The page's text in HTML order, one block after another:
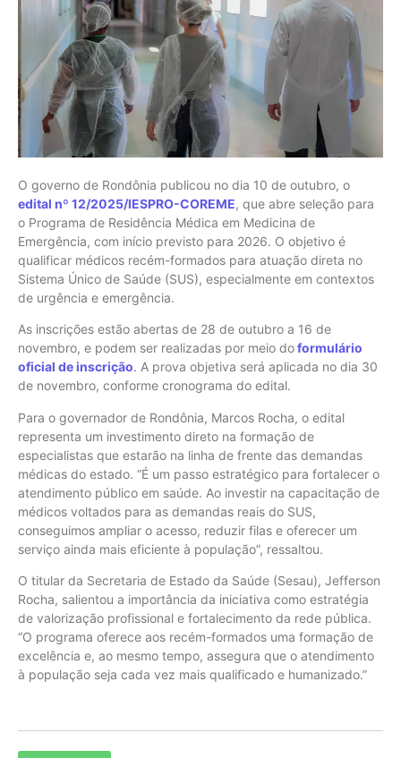
O governo de Rondônia publicou no dia 10 de outubro, o
edital nº 12/2025/IESPRO-COREME, que abre seleção para
o Programa de Residência Médica em Medicina de
Emergência, com início previsto para 2026. O objetivo é
qualificar médicos recém-formados para atuação direta no
Sistema Único de Saúde (SUS), especialmente em contextos
de urgência e emergência.
As inscrições estão abertas de 28 de outubro a 16 de
novembro, e podem ser realizadas por meio doformulário
oficial de inscrição. A prova objetiva será aplicada no dia 30
de novembro, conforme cronograma do edital.
Para o governador de Rondônia, Marcos Rocha, o edital
representa um investimento direto na formação de
especialistas que estarão na linha de frente das demandas
médicas do estado. “É um passo estratégico para fortalecer o
atendimento público em saúde. Ao investir na capacitação de
médicos voltados para as demandas reais do SUS,
conseguimos ampliar o acesso, reduzir filas e oferecer um
serviço ainda mais eficiente à população”, ressaltou.
O titular da Secretaria de Estado da Saúde (Sesau), Jefferson
Rocha, salientou a importância da iniciativa como estratégia
de valorização profissional e fortalecimento da rede pública.
“O programa oferece aos recém-formados uma formação de
excelência e, ao mesmo tempo, assegura que o atendimento
à população seja cada vez mais qualificado e humanizado.”